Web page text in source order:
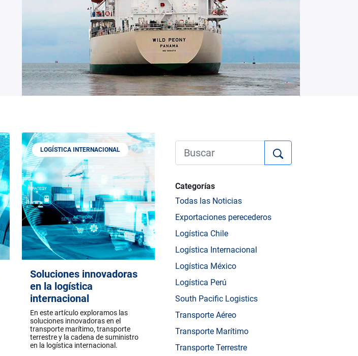
LOGÍSTICA INTERNACIONAL
Soluciones innovadoras
en la logística
internacional
En este artículo exploramos las
soluciones innovadoras en el
transporte marítimo, transporte
terrestre y la cadena de suministro
en la logística internacional.
Categorías
Todas las Noticias
Exportaciones perecederos
Logística Chile
Logística Internacional
Logística México
Logística Perú
South Pacific Logistics
Transporte Aéreo
Transporte Marítimo
Transporte Terrestre